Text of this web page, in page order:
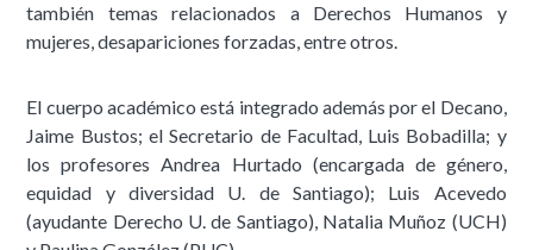
también temas relacionados a Derechos Humanos y
mujeres, desapariciones forzadas, entre otros.
El cuerpo académico está integrado además por el Decano,
Jaime Bustos; el Secretario de Facultad, Luis Bobadilla; y
los profesores Andrea Hurtado (encargada de género,
equidad y diversidad U. de Santiago); Luis Acevedo
(ayudante Derecho U. de Santiago), Natalia Muñoz (UCH)